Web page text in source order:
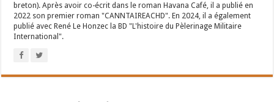
breton). Après avoir co-écrit dans le roman Havana Café, il a publié en
2022 son premier roman "CANNTAIREACHD". En 2024, il a également
publié avec René Le Honzec la BD "L'histoire du Pèlerinage Militaire
International".